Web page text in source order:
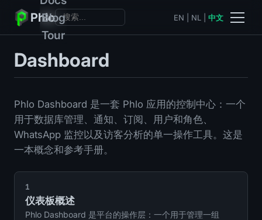
Phlo
Blog
Tour
EN NL 中文
Dashboard
Phlo Dashboard 是一套 Phlo 应用的控制中心：一个
用于数据库管理、通知、订阅、用户和角色、
WhatsApp 监控以及访客分析的单一操作工具。这是
一本概念和参考手册。
1
仪表板概述
Phlo Dashboard 是平台的操作层：一个用于管理一组